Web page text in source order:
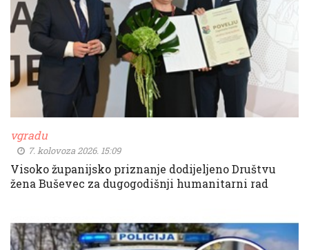
vgradu
7. kolovoza 2026. 15:09
Visoko županijsko priznanje dodijeljeno Društvu
žena Buševec za dugogodišnji humanitarni rad